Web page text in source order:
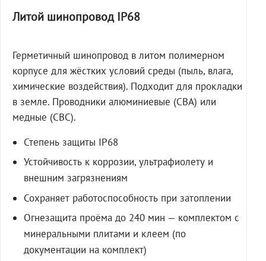
Литой шинопровод IP68
Герметичный шинопровод в литом полимерном
корпусе для жёстких условий среды (пыль, влага,
химические воздействия). Подходит для прокладки
в земле. Проводники алюминиевые (СВА) или
медные (СВС).
Степень защиты IP68
Устойчивость к коррозии, ультрафиолету и
внешним загрязнениям
Сохраняет работоспособность при затоплении
Огнезащита проёма до 240 мин — комплектом с
минеральными плитами и клеем (по
документации на комплект)